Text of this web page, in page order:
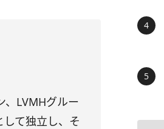
、LVMHグルー
て独立し、そ